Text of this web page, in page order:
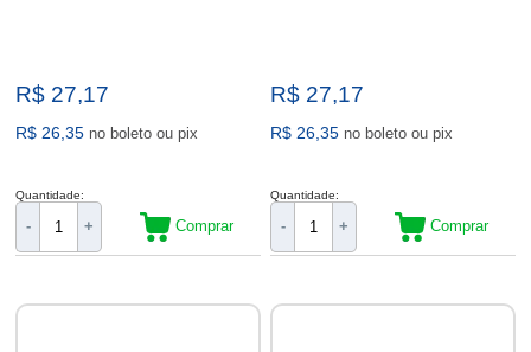
R$ 27,17
R$ 26,35 no boleto ou pix
Quantidade:
- + Comprar
R$ 27,17
R$ 26,35 no boleto ou pix
Quantidade:
- + Comprar